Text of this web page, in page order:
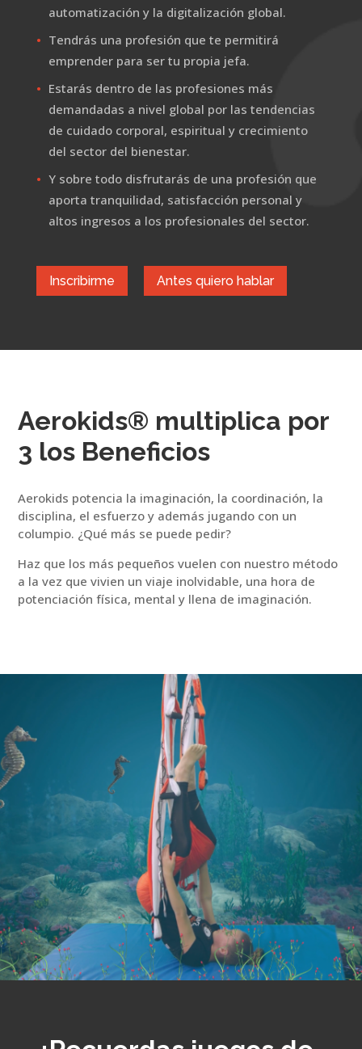
automatización y la digitalización global.
Tendrás una profesión que te permitirá
emprender para ser tu propia jefa.
Estarás dentro de las profesiones más
demandadas a nivel global por las tendencias
de cuidado corporal, espiritual y crecimiento
del sector del bienestar.
Y sobre todo disfrutarás de una profesión que
aporta tranquilidad, satisfacción personal y
altos ingresos a los profesionales del sector.
Inscribirme Antes quiero hablar
Aerokids® multiplica por
3 los Beneficios
Aerokids potencia la imaginación, la coordinación, la
disciplina, el esfuerzo y además jugando con un
columpio. ¿Qué más se puede pedir?
Haz que los más pequeños vuelen con nuestro método
a la vez que vivien un viaje inolvidable, una hora de
potenciación física, mental y llena de imaginación.